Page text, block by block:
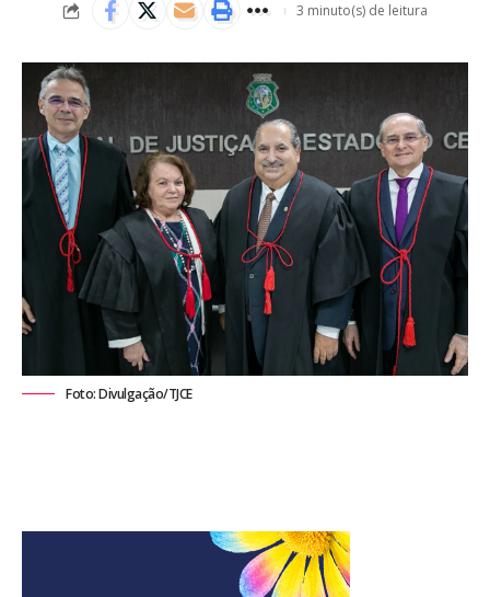
3 minuto(s) de leitura
Foto: Divulgação/TJCE